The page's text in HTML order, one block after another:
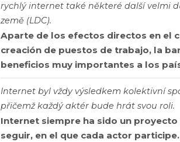
rychlý internet také některé další velmi
země (LDC).
Aparte de los efectos directos en el
creación de puestos de trabajo, la
beneficios muy importantes a los
Internet byl vždy výsledkem kolektivní
přičemž každý aktér bude hrát svou roli.
Internet siempre ha sido un
seguir, en el que cada actor participe.